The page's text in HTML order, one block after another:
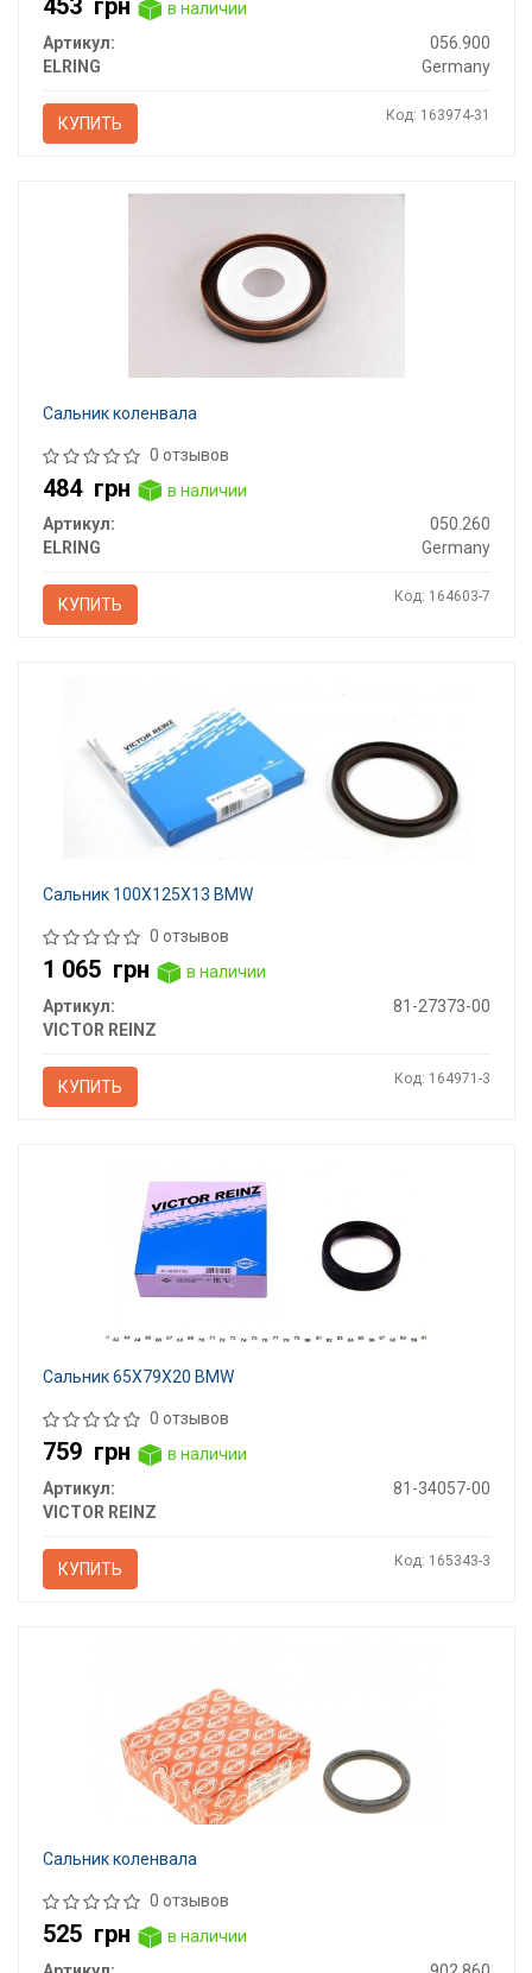
453 грн
в наличии
Артикул:
056.900
ELRING
Germany
КУПИТЬ Код: 163974-31
Сальник коленвала
0 отзывов
484 грн
в наличии
Артикул:
050.260
ELRING
Germany
КУПИТЬ Код: 164603-7
Сальник 100X125X13 BMW
0 отзывов
1 065 грн
в наличии
Артикул:
81-27373-00
VICTOR REINZ
КУПИТЬ Код: 164971-3
Сальник 65X79X20 BMW
0 отзывов
759 грн
в наличии
Артикул:
81-34057-00
VICTOR REINZ
КУПИТЬ Код: 165343-3
Сальник коленвала
0 отзывов
525 грн
в наличии